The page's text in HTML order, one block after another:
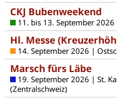
CKJ Bubenweekend
11. bis 13. September
Hl. Messe
14. September 2026 |
Marsch fürs Läbe
19. September 2026 | St.
(Zentralschweiz)